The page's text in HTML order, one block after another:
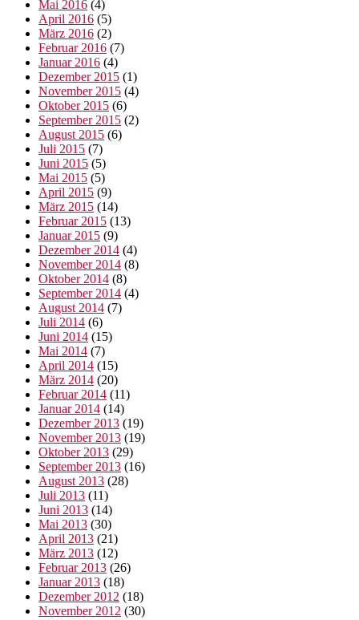
Mai 2016 (4)
April 2016 (5)
März 2016 (2)
Februar 2016 (7)
Januar 2016 (4)
Dezember 2015 (1)
November 2015 (4)
Oktober 2015 (6)
September 2015 (2)
August 2015 (6)
Juli 2015 (7)
Juni 2015 (5)
Mai 2015 (5)
April 2015 (9)
März 2015 (14)
Februar 2015 (13)
Januar 2015 (9)
Dezember 2014 (4)
November 2014 (8)
Oktober 2014 (8)
September 2014 (4)
August 2014 (7)
Juli 2014 (6)
Juni 2014 (15)
Mai 2014 (7)
April 2014 (15)
März 2014 (20)
Februar 2014 (11)
Januar 2014 (14)
Dezember 2013 (19)
November 2013 (19)
Oktober 2013 (29)
September 2013 (16)
August 2013 (28)
Juli 2013 (11)
Juni 2013 (14)
Mai 2013 (30)
April 2013 (21)
März 2013 (12)
Februar 2013 (26)
Januar 2013 (18)
Dezember 2012 (18)
November 2012 (30)